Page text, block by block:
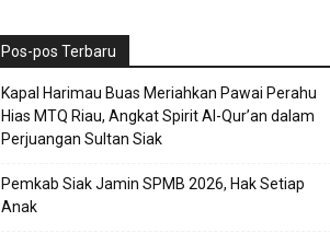
Pos-pos Terbaru
Kapal Harimau Buas Meriahkan Pawai Perahu
Hias MTQ Riau, Angkat Spirit Al-Qur’an dalam
Perjuangan Sultan Siak
Pemkab Siak Jamin SPMB 2026, Hak Setiap
Anak